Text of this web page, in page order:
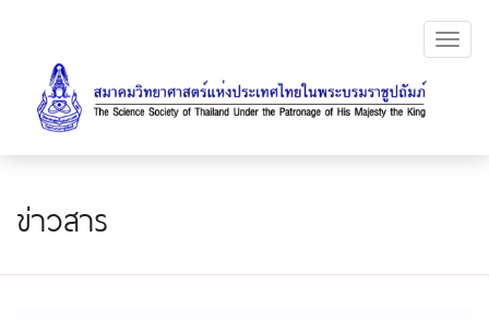
ข่าวสาร